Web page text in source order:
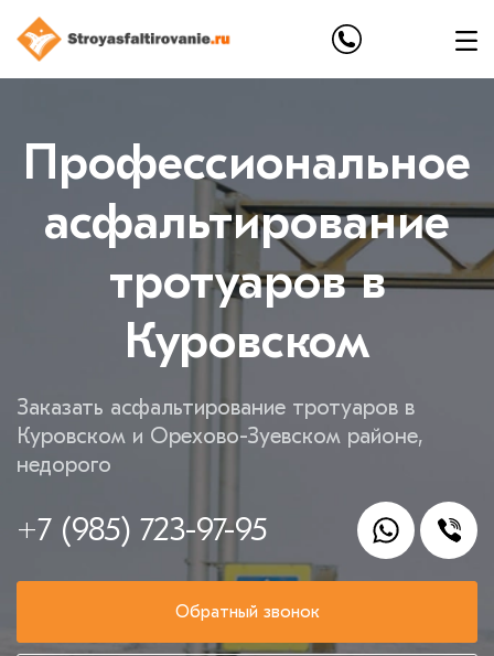
Профессиональное
асфальтирование
тротуаров в
Куровском
Заказать асфальтирование тротуаров в
Куровском и Орехово-Зуевском районе,
недорого
+7 (985) 723-97-95
Обратный звонок